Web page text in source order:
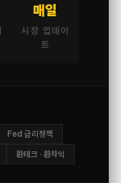
매일
시장 업데이
트
Fed 금리정책
환테크 · 환차익